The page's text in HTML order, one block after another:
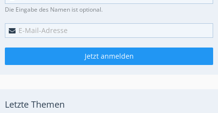
Die Eingabe des Namen ist optional.
Jetzt anmelden
Letzte Themen